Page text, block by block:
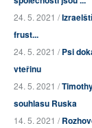
24. 5. 2021 /
frust...
24. 5. 2021 /Psi
vteřinu
24. 5. 2021 /
souhlasu Ruska
14. 5. 2021 /